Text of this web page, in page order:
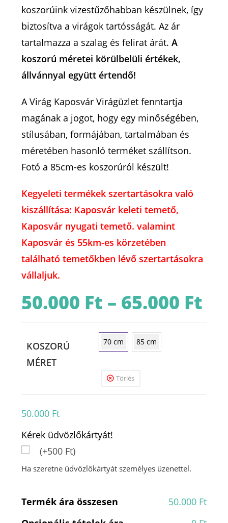
koszorúink vizestűzőhabban készülnek, így
biztosítva a virágok tartósságát. Az ár
tartalmazza a szalag és felirat árát.A
koszorú méretei körülbelüli értékek,
állvánnyal együtt értendő!
A Virág Kaposvár Virágüzlet fenntartja
magának a jogot, hogy egy minőségében,
stílusában, formájában, tartalmában és
méretében hasonló terméket szállítson.
Fotó a 85cm-es koszorúról készült!
Kegyeleti termékek szertartásokra való
kiszállítása: Kaposvár keleti temető,
Kaposvár nyugati temető. valamint
Kaposvár és 55km-es körzetében
található temetőkben lévő szertartásokra
vállaljuk.
50.000 Ft – 65.000 Ft
KOSZORÚ
MÉRET
70 cm 85 cm
Törlés
50.000 Ft
Kérek üdvözlőkártyát!
(+500 Ft)
Ha szeretne üdvözlőkártyát személyes üzenettel.
Termék ára összesen
50.000 Ft